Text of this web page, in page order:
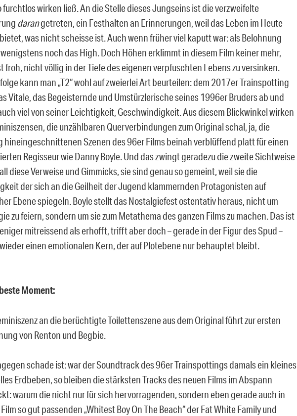
furchtlos wirken ließ. An die Stelle dieses Jungseins ist die verzweifelte
darangetreten, ein Festhalten an Erinnerungen, weil das Leben im Heute
was nicht scheisse ist. Auch wenn früher viel kaputt war: als Belohnung
noch das High. Doch Höhen erklimmt in diesem Film keiner mehr,
froh, nicht völlig in der Tiefe des eigenen verpfuschten Lebens zu versinken.
kann man „T2“ wohl auf zweierlei Art beurteilen: dem 2017er Trainspotting
Vitale, das Begeisternde und Umstürzlerische seines 1996er Bruders ab und
viel von seiner Leichtigkeit, Geschwindigkeit. Aus diesem Blickwinkel wirken
die unzählbaren Querverbindungen zum Original schal, ja, die
hineingeschnittenen Szenen des 96er Films beinah verblüffend platt für einen
Regisseur wie Danny Boyle. Und das zwingt geradezu die zweite Sichtweise
diese Verweise und Gimmicks, sie sind genau so gemeint, weil sie die
der sich an die Geilheit der Jugend klammernden Protagonisten auf
Ebene spiegeln. Boyle stellt das Nostalgiefest ostentativ heraus, nicht um
zu feiern, sondern um sie zum Metathema des ganzen Films zu machen. Das ist
mitreissend als erhofft, trifft aber doch – gerade in der Figur des Spud –
einen emotionalen Kern, der auf Plotebene nur behauptet bleibt.
Moment:
an die berüchtigte Toilettenszene aus dem Original führt zur ersten
von Renton und Begbie.
schade ist: war der Soundtrack des 96er Trainspottings damals ein kleines
Erdbeben, so bleiben die stärksten Tracks des neuen Films im Abspann
warum die nicht nur für sich hervorragenden, sondern eben gerade auch in
so gut passenden „Whitest Boy On The Beach“ der Fat White Family und